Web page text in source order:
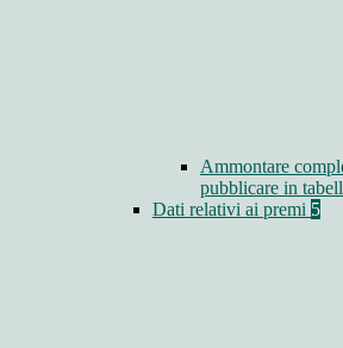
Ammontare
pubblicare in
Dati relativi ai premi 5